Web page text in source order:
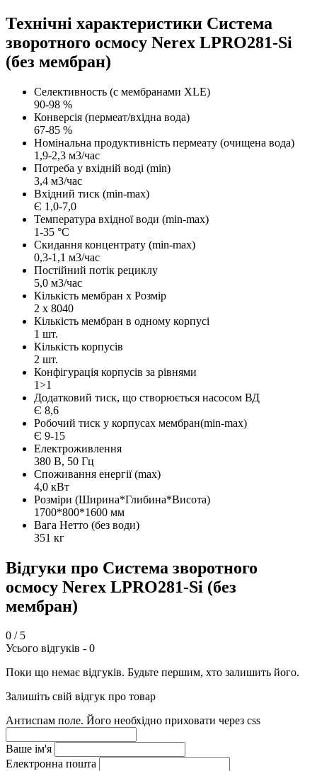
Технічні характеристики Система
зворотного осмосу Nerex LPRO281-Si
(без мембран)
Селективность (с мембранами XLE)
90-98 %
Конверсія (пермеат/вхідна вода)
67-85 %
Номінальна продуктивність пермеату (очищена вода)
1,9-2,3 м3/час
Потреба у вхідній воді (min)
3,4 м3/час
Вхідний тиск (min-max)
Є 1,0-7,0
Температура вхідної води (min-max)
1-35 °C
Скидання концентрату (min-max)
0,3-1,1 м3/час
Постійний потік рециклу
5,0 м3/час
Кількість мембран x Розмір
2 х 8040
Кількість мембран в одному корпусі
1 шт.
Кількість корпусів
2 шт.
Конфігурація корпусів за рівнями
1>1
Додатковий тиск, що створюється насосом ВД
Є 8,6
Робочий тиск у корпусах мембран(min-max)
Є 9-15
Електроживлення
380 В, 50 Гц
Споживання енергії (max)
4,0 кВт
Розміри (Ширина*Глибина*Висота)
1700*800*1600 мм
Вага Нетто (без води)
351 кг
Відгуки про Система зворотного
осмосу Nerex LPRO281-Si (без
мембран)
0 / 5
Усього відгуків - 0
Поки що немає відгуків. Будьте першим, хто залишить його.
Залишіть свій відгук про товар
Антиспам поле. Його необхідно приховати через css
Ваше ім'я
Електронна пошта